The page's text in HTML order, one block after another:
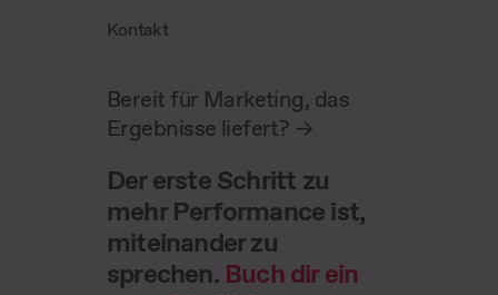
Kontakt
Bereit für Marketing, das
Ergebnisse liefert? ->
Der erste Schritt zu
mehr Performance ist,
miteinander zu
sprechen. Buch dir ein